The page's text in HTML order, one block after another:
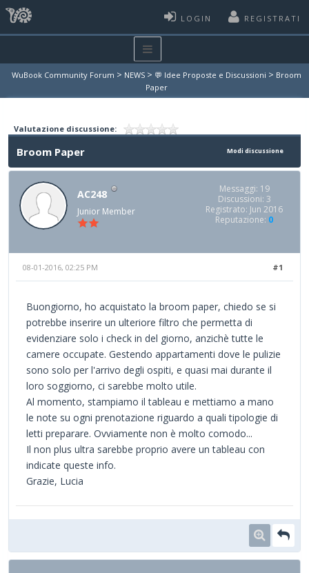
LOGIN REGISTRATI
WuBook Community Forum > NEWS > 💬 Idee Proposte e Discussioni > Broom
Paper
Valutazione discussione:
Modi discussione
Broom Paper
AC248
Junior Member
Messaggi: 19
Discussioni: 3
Registrato: Jun 2016
Reputazione: 0
#1
08-01-2016, 02:25 PM
Buongiorno, ho acquistato la broom paper, chiedo se si
potrebbe inserire un ulteriore filtro che permetta di
evidenziare solo i check in del giorno, anzichè tutte le
camere occupate. Gestendo appartamenti dove le pulizie
sono solo per l'arrivo degli ospiti, e quasi mai durante il
loro soggiorno, ci sarebbe molto utile.
Al momento, stampiamo il tableau e mettiamo a mano
le note su ogni prenotazione riguardo a quali tipologie di
letti preparare. Ovviamente non è molto comodo...
Il non plus ultra sarebbe proprio avere un tableau con
indicate queste info.
Grazie, Lucia